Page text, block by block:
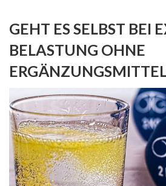
GEHT ES SELBST BEI
BELASTUNG OHNE